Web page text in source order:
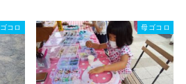
コロ 母ゴコロ